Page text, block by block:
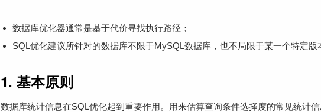
数据库优化器通常是基于代价寻找执行路径；
SQL优化建议所针对的数据库不限于MySQL数据库，也不局限于某一个特定版
1. 基本原则
数据库统计信息在SQL优化起到重要作用。用来估算查询条件选择度的常见统计